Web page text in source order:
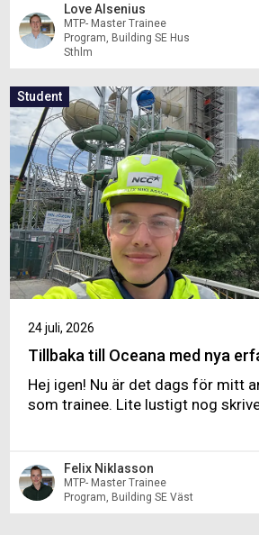
Love Alsenius
MTP- Master Trainee
Program, Building SE Hus
Sthlm
Student
24 juli, 2026
Tillbaka till Oceana med nya
Hej igen! Nu är det dags för mitt
som trainee. Lite lustigt nog
Felix Niklasson
MTP- Master Trainee
Program, Building SE Väst